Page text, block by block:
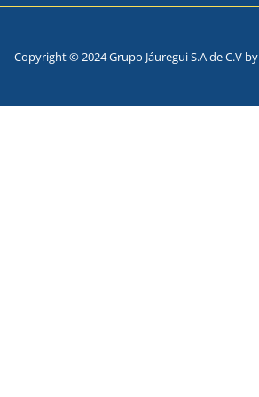
Copyright © 2024 Grupo Jáuregui S.A de C.V by